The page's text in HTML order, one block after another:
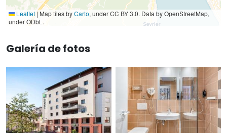
Leaflet | Map tiles byCarto, under CC BY 3.0. Data by OpenStreetMap,
under ODbL.
Galería de fotos